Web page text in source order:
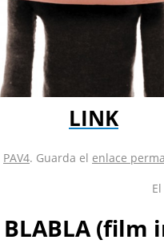
LINK
PAV4. Guarda el enlace
BLABLA (film